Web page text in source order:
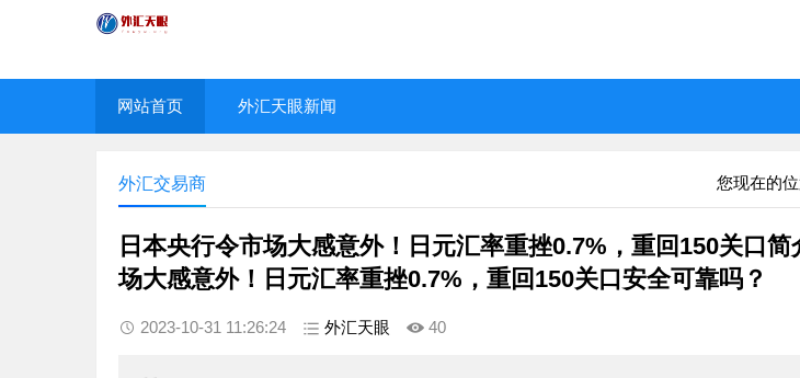
网站首页 外汇天眼新闻
您现在的位
外汇交易商
日本央行令市场大感意外！日元汇率重挫0.7%，重回150关口
场大感意外！日元汇率重挫0.7%，重回150关口安全可靠吗？
2023-10-31 11:26:24 外汇天眼 40